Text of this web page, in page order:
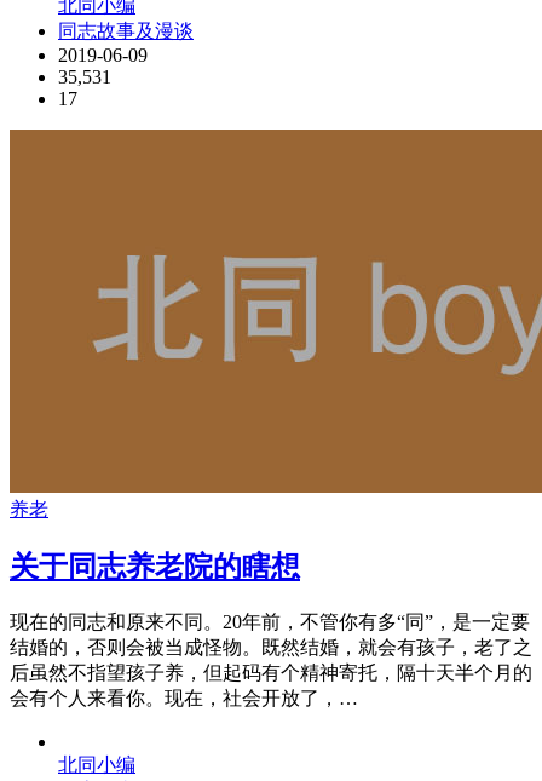
北同小编
同志故事及漫谈
2019-06-09
35,531
17
养老
关于同志养老院的瞎想
现在的同志和原来不同。20年前，不管你有多“同”，是一定要
结婚的，否则会被当成怪物。既然结婚，就会有孩子，老了之
后虽然不指望孩子养，但起码有个精神寄托，隔十天半个月的
会有个人来看你。现在，社会开放了，…
北同小编